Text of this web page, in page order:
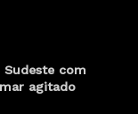
com
agitado